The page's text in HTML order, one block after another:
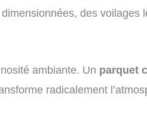
des
ambiante. Un parquet
radicalement